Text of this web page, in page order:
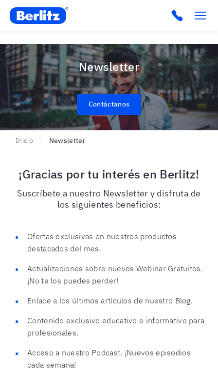
Berlitz VE
Newsletter
Contáctanos
Inicio Newsletter
¡Gracias por tu interés en Berlitz!
Suscríbete a nuestro Newsletter y disfruta de
los siguientes beneficios:
Ofertas exclusivas en nuestros productos
destacados del mes.
Actualizaciones sobre nuevos Webinar Gratuitos.
¡No te los puedes perder!
Enlace a los últimos artículos de nuestro Blog.
Contenido exclusivo educativo e informativo para
profesionales.
Acceso a nuestro Podcast. ¡Nuevos episodios
cada semana!